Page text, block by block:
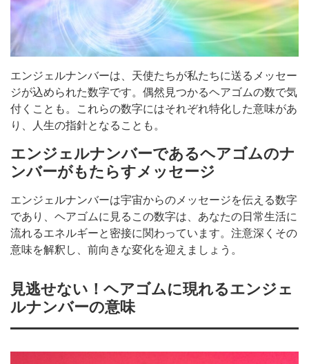
エンジェルナンバーは、天使たちが私たちに送るメッセー
ジが込められた数字です。偶然見つかるヘアゴムの数で気
付くことも。これらの数字にはそれぞれ特化した意味があ
り、人生の指針となることも。
エンジェルナンバーであるヘアゴムのナ
ンバーがもたらすメッセージ
エンジェルナンバーは宇宙からのメッセージを伝える数字
であり、ヘアゴムに見るこの数字は、あなたの日常生活に
流れるエネルギーと密接に関わっています。注意深くその
意味を解釈し、前向きな変化を迎えましょう。
見逃せない！ヘアゴムに現れるエンジェ
ルナンバーの意味